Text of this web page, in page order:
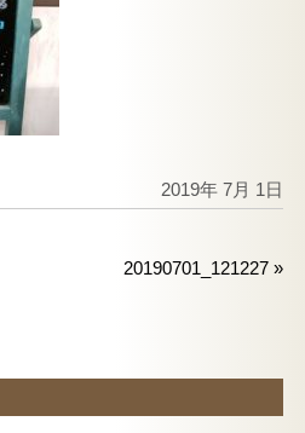
2019年 7月 1日
20190701_121227 »